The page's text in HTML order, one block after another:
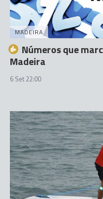
MADEIRA
Números que
Madeira
6 Set 22:00